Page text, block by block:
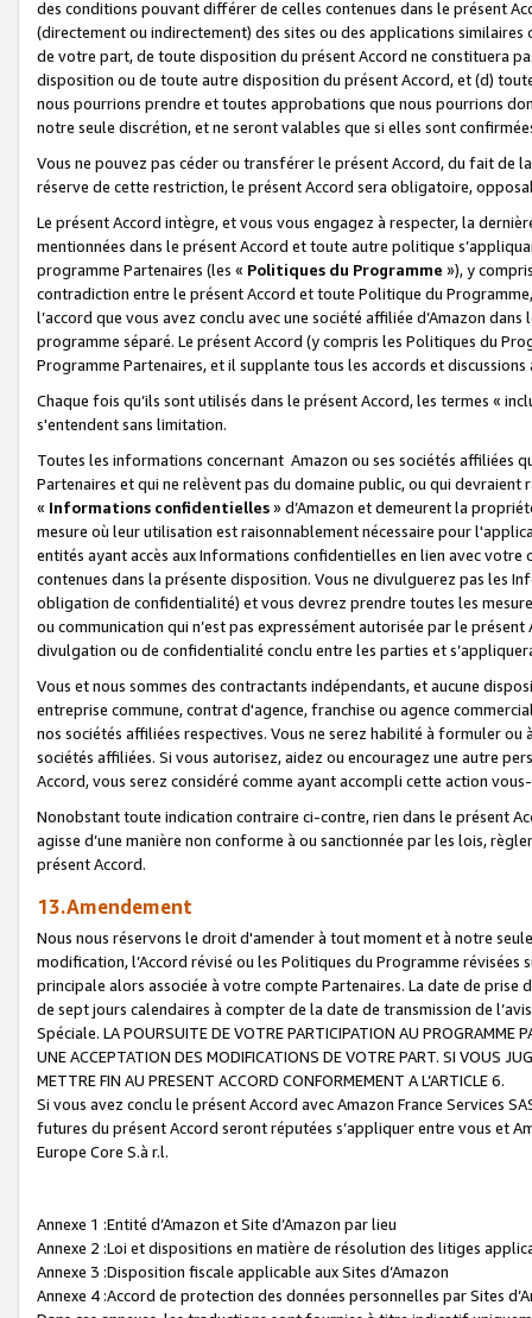
des conditions pouvant différer de celles contenues dans le présent
(directement ou indirectement) des sites ou des applications
de votre part, de toute disposition du présent Accord ne constituera
disposition ou de toute autre disposition du présent Accord, et (d)
nous pourrions prendre et toutes approbations que nous pourrions
notre seule discrétion, et ne seront valables que si elles sont
Vous ne pouvez pas céder ou transférer le présent Accord, du fait de
réserve de cette restriction, le présent Accord sera obligatoire,
Le présent Accord intègre, et vous vous engagez à respecter, la
mentionnées dans le présent Accord et toute autre politique
programme Partenaires (les « Politiques du Programme »), y
contradiction entre le présent Accord et toute Politique du
l’accord que vous avez conclu avec une société affiliée d’Amazon
programme séparé. Le présent Accord (y compris les Politiques du
Programme Partenaires, et il supplante tous les accords et discussions
Chaque fois qu’ils sont utilisés dans le présent Accord, les termes «
s'entendent sans limitation.
Toutes les informations concernant Amazon ou ses sociétés affiliées
Partenaires et qui ne relèvent pas du domaine public, ou qui
« Informations confidentielles» d’Amazon et demeurent la
mesure où leur utilisation est raisonnablement nécessaire pour
entités ayant accès aux Informations confidentielles en lien avec
contenues dans la présente disposition. Vous ne divulguerez pas les
obligation de confidentialité) et vous devrez prendre toutes les
ou communication qui n’est pas expressément autorisée par le
divulgation ou de confidentialité conclu entre les parties et
Vous et nous sommes des contractants indépendants, et aucune
entreprise commune, contrat d'agence, franchise ou agence
nos sociétés affiliées respectives. Vous ne serez habilité à formuler
sociétés affiliées. Si vous autorisez, aidez ou encouragez une autre
Accord, vous serez considéré comme ayant accompli cette action
Nonobstant toute indication contraire ci-contre, rien dans le présent
agisse d’une manière non conforme à ou sanctionnée par les lois,
présent Accord.
13.Amendement
Nous nous réservons le droit d'amender à tout moment et à notre
modification, l’Accord révisé ou les Politiques du Programme
principale alors associée à votre compte Partenaires. La date de
de sept jours calendaires à compter de la date de transmission de
Spéciale. LA POURSUITE DE VOTRE PARTICIPATION AU PROGRAMME
UNE ACCEPTATION DES MODIFICATIONS DE VOTRE PART. SI VOUS
METTRE FIN AU PRESENT ACCORD CONFORMEMENT A L’ARTICLE 6.
Si vous avez conclu le présent Accord avec Amazon France Services
futures du présent Accord seront réputées s’appliquer entre vous et
Europe Core S.à r.l.
Annexe 1 :Entité d’Amazon et Site d’Amazon par lieu
Annexe 2 :Loi et dispositions en matière de résolution des litiges
Annexe 3 :Disposition fiscale applicable aux Sites d’Amazon
Annexe 4 :Accord de protection des données personnelles par Sites